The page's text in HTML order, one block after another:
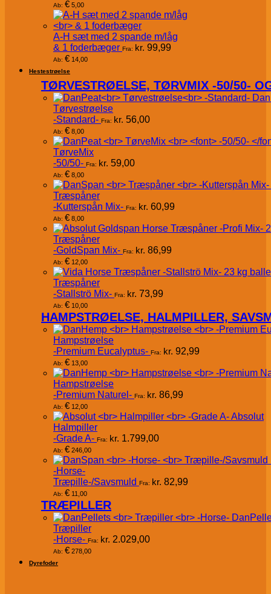
Ab: € 5,00
A-H sæt med 2 spande m/låg
& 1 foderbæger Fra: kr. 99,99
Ab: € 14,00
Hestestrøelse
TØRVESTRØELSE, TØRVMIX -50/50-
Tørvestrøelse
-Standard- Fra: kr. 56,00
Ab: € 8,00
TørveMix
-50/50- Fra: kr. 59,00
Ab: € 8,00
Træspåner
-Kutterspån Mix- Fra: kr. 60,99
Ab: € 8,00
Træspåner
-GoldSpan Mix- Fra: kr. 86,99
Ab: € 12,00
Træspåner
-Stallströ Mix- Fra: kr. 73,99
Ab: € 10,00
HAMPSTRØELSE, HALMPILLER,
Hampstrøelse
-Premium Eucalyptus- Fra: kr. 92,99
Ab: € 13,00
Hampstrøelse
-Premium Naturel- Fra: kr. 86,99
Ab: € 12,00
Absolut
Halmpiller
-Grade A- Fra: kr. 1.799,00
Ab: € 246,00
-Horse-
Træpille-/Savsmuld Fra: kr. 82,99
Ab: € 11,00
TRÆPILLER
Træpiller
-Horse- Fra: kr. 2.029,00
Ab: € 278,00
Dyrefoder